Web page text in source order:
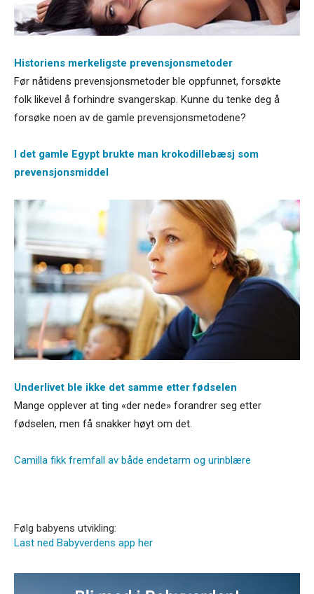
Historiens merkeligste prevensjonsmetoder
Før nåtidens prevensjonsmetoder ble oppfunnet, forsøkte
folk likevel å forhindre svangerskap. Kunne du tenke deg å
forsøke noen av de gamle prevensjonsmetodene?
I det gamle Egypt brukte man krokodillebæsj som
prevensjonsmiddel
Underlivet ble ikke det samme etter fødselen
Mange opplever at ting «der nede» forandrer seg etter
fødselen, men få snakker høyt om det.
Camilla fikk fremfall av både endetarm og urinblære
Følg babyens utvikling:
Last ned Babyverdens app her